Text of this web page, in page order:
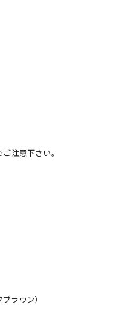
注意下さい。
ラウン）